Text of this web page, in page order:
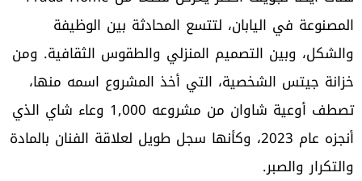
المصنوعة في اليابان، لتتسع المحادثة بين الوظيفة
والشكل، وبين التصميم المنزلي والطقوس الثقافية. ومن
خزانة جيتس الشخصية، التي أخذ المشروع اسمه منها،
تصطف أوعية شاوان من مشروعه 1,000 وعاء شاي الذي
أنجزه عام 2023، وكأنها سجل طويل لعلاقة الفنان بالمادة
والتكرار والصبر.